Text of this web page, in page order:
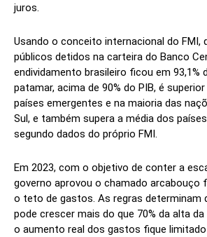
juros.
Usando o conceito internacional do FMI,
públicos detidos na carteira do Banco
endividamento brasileiro ficou em 93,1%
patamar, acima de 90% do PIB, é
países emergentes e na maioria das
Sul, e também supera a média dos
segundo dados do próprio FMI.
Em 2023, com o objetivo de conter a
governo aprovou o chamado arcabouço
o teto de gastos. As regras determinam
pode crescer mais do que 70% da alta
o aumento real dos gastos fique limitado